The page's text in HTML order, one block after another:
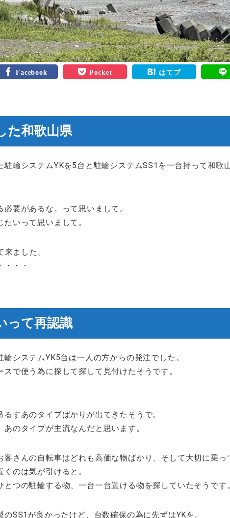
Facebook Pocket はてブ
た和歌山県
駐輪システムYKを5台と駐輪システムSS1を一台持って和歌
要があるな。って思いまして。
いって思いまして。
ました。
・・・
って再認識
システムYK5台は一人の方からの発注でした。
で使う為に探して探して見付けたそうです。
すあのタイプばかりが出てきたそうで。
のタイプが主流なんだと思います。
客さんの自転車はどれも高価な物ばかり、そして大切に乗っ
のは気が引けると。
とつの駐輪する物、一台一台置ける物を探していたそうです。
SS1が良かったけど、台数確保の為に先ずはYKを。